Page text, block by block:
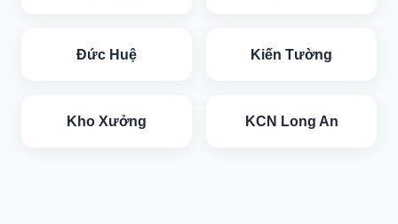
Đức Huệ Kiến Tường
Kho Xưởng KCN Long An